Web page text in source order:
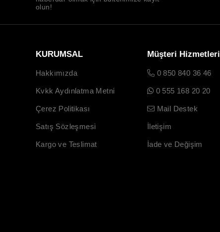
olun!
KURUMSAL
Hakkımızda
Kvkk Aydınlatma Metni
Çerez Politikası
Satış Sözleşmesi
Kargo ve Teslimat
Müşteri Hizmetleri
0 850 840 36 46
0 555 168 20 20
Mail Destek
İletişim
İade ve Değişim